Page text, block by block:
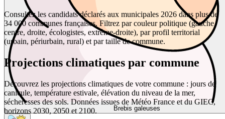
Brebis galeuses
Consultez les candidats déclarés aux municipales 2026 dans plus de
34 000 communes françaises. Filtrez par couleur politique (gauche,
centre, droite, écologistes, extrême-droite), par profil territorial
(urbain, périurbain, rural) et par taille de commune.
Projections climatiques par commune
Découvrez les projections climatiques de votre commune : jours de
canicule, température estivale, élévation du niveau de la mer,
sécheresses des sols. Données issues de Météo France et du GIEC,
horizons 2030, 2050 et 2100.